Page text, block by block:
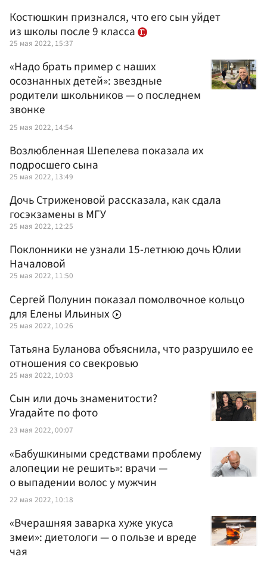
Костюшкин признался, что его сын уйдет
из школы после 9 класса
25 мая 2022, 15:37
«Надо брать пример с наших
осознанных детей»: звездные
родители школьников — о последнем
звонке
25 мая 2022, 14:54
Возлюбленная Шепелева показала их
подросшего сына
25 мая 2022, 13:49
Дочь Стриженовой рассказала, как сдала
госэкзамены в МГУ
25 мая 2022, 12:25
Поклонники не узнали 15-летнюю дочь Юлии
Началовой
25 мая 2022, 11:50
Сергей Полунин показал помолвочное кольцо
для Елены Ильиных
25 мая 2022, 10:26
Татьяна Буланова объяснила, что разрушило ее
отношения со свекровью
25 мая 2022, 10:03
Сын или дочь знаменитости?
Угадайте по фото
23 мая 2022, 00:07
«Бабушкиными средствами проблему
алопеции не решить»: врачи —
о выпадении волос у мужчин
22 мая 2022, 10:18
«Вчерашняя заварка хуже укуса
змеи»: диетологи — о пользе и вреде
чая